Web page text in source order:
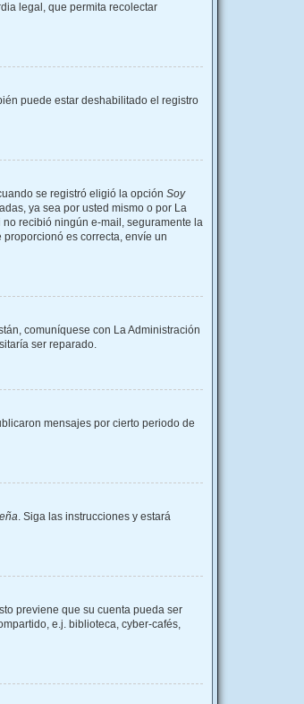
legal, que permita recolectar
puede estar deshabilitado el registro
se registró eligió la opción Soy
ya sea por usted mismo o por La
recibió ningún e-mail, seguramente la
es correcta, envíe un
comuníquese con La Administración
ser reparado.
mensajes por cierto periodo de
. Siga las instrucciones y estará
previene que su cuenta pueda ser
e.j. biblioteca, cyber-cafés,